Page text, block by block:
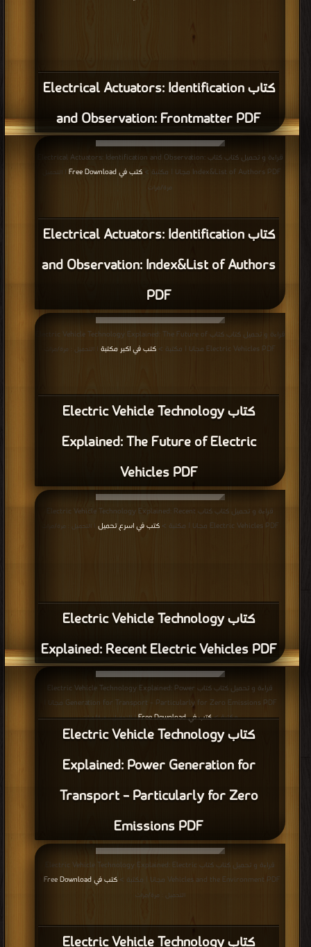
كتاب Electric Vehicle Technology
Explained: Electricity Supply PDF
كتاب Electric Vehicle Technology
Explained: Batteries, Flywheels and
قراءة و تحميل كتاب كتاب Electric Vehicle Technology Explained: Batteries,
Flywheels and Supercapacitors PDF مجانا | مكتبة >
كتب في اسرع تحميل
التحميل : مرة/مرات
Explained: Types of Electric Vehicles –
EV Architecture PDF
قراءة و تحميل كتاب كتاب Electric Vehicle Technology Explained: Types of
Electric Vehicles – EV Architecture PDF مجانا | مكتبة >
التحميل : مرة/مرات
Explained: Introduction PDF
قراءة و تحميل كتاب كتاب Electric Vehicle Technology Explained: Introduction
كتب في| التحميل : مرة/مرات
كتاب Electric Vehicle Technology
Explained: Front Matter PDF
قراءة و تحميل كتاب كتاب Electric Vehicle Technology Explained: Front Matter
PDF مجانا | مكتبة >
كتب في اكبر موقع| التحميل : مرة/مرات
كتاب Electric Vehicle Technology
قراءة و تحميل كتاب كتاب Electric Vehicle Technology Explained: Index PDF
مجانا | مكتبة > كتب في احلى| التحميل : مرة/مرات